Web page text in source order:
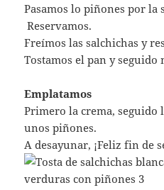
Pasamos lo piñones por la
Reservamos.
Freímos las salchichas y
Tostamos el pan y seguido
Emplatamos
Primero la crema, seguido
unos piñones.
A desayunar, ¡Feliz fin de